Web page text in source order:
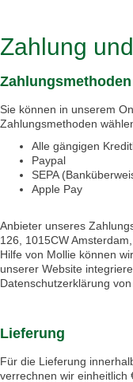
Zahlung
Zahlungsmethoden
Sie können in unserem
Zahlungsmethoden
Alle gängigen
Paypal
SEPA
Apple Pay
Anbieter unseres
126, 1015CW
Hilfe von Mollie können
unserer Website
Datenschutzerklärung
Lieferung
Für die Lieferung
verrechnen wir einheitlich